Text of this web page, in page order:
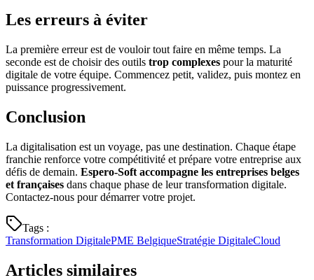
Les erreurs à éviter
La première erreur est de vouloir tout faire en même temps. La
seconde est de choisir des outils trop complexes pour la maturité
digitale de votre équipe. Commencez petit, validez, puis montez en
puissance progressivement.
Conclusion
La digitalisation est un voyage, pas une destination. Chaque étape
franchie renforce votre compétitivité et prépare votre entreprise aux
défis de demain. Espero-Soft accompagne les entreprises belges
et françaises dans chaque phase de leur transformation digitale.
Contactez-nous pour démarrer votre projet.
Tags :
Transformation DigitalePME BelgiqueStratégie DigitaleCloud
Articles similaires